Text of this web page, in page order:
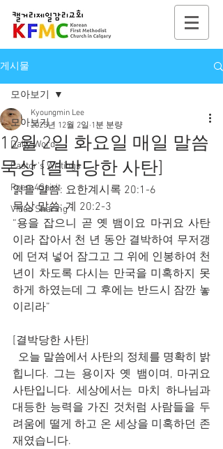
게시물
모아보기
Daily Word
Pastor's Writings
Poem4Spirit
Video Sharing
모아보기
12월 2일 화요일 매일 말씀
묵상 [결박당한 사탄]
Kyoungmin Lee
2025년 12월 2일 1분 분량
읽을 말씀: 요한계시록 20:1-6
묵상 말씀: 계 20:2-3
“용을 잡으니 곧 옛 뱀이요 마귀요 사탄
이라 잡아서 천 년 동안 결박하여 무저갱
에 던져 넣어 잠그고 그 위에 인봉하여 천
년이 차도록 다시는 만국을 미혹하지 못
하게 하였는데 그 후에는 반드시 잠깐 놓
이리라”
[결박당한 사탄]
힙니다. 그는 용이자 옛 뱀이며, 마귀요
사탄입니다. 세상에서는 마치 하나님과
대등한 능력을 가진 것처럼 사람들을 두
려움에 떨게 하고 온 세상을 미혹하던 존
재였습니다.